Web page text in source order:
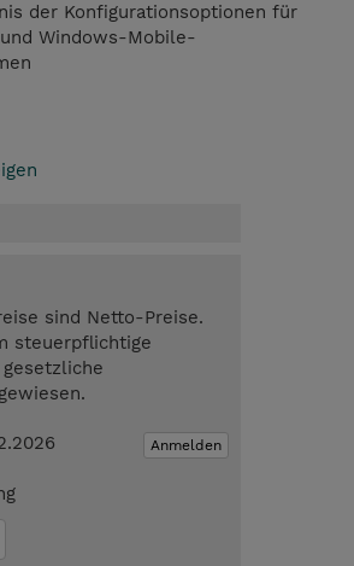
der Konfigurationsoptionen für
Windows-Mobile-
sind Netto-Preise.
steuerpflichtige
Anmelden